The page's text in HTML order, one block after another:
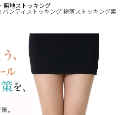
無地ストッキング
パンティストッキング 極薄ストッキング素